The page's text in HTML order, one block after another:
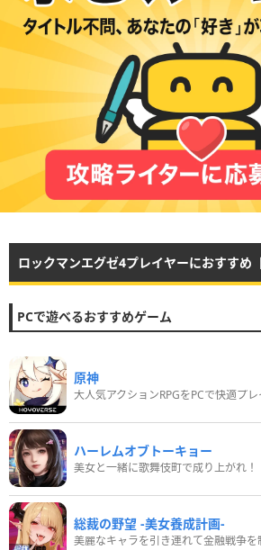
ロックマンエグゼ4プレイヤーにおすすめ【
PCで遊べるおすすめゲーム
原神
大人気アクションRPGをPCで快適プレ
ハーレムオブトーキョー
美女と一緒に歌舞伎町で成り上がれ！
総裁の野望 -美女養成計画-
美麗なキャラを引き連れて金融戦争を